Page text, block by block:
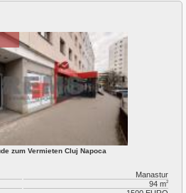
zum Vermieten Cluj Napoca
Manastur
94 m2